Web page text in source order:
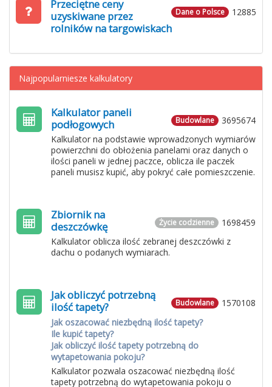
12885
Dane o Polsce
Przeciętne ceny
uzyskiwane przez
rolników na targowiskach
Najpopularniesze kalkulatory
3695674
Budowlane
Kalkulator paneli
podłogowych
Kalkulator na podstawie wprowadzonych wymiarów
powierzchni do obłożenia panelami oraz danych o
ilości paneli w jednej paczce, oblicza ile paczek
paneli musisz kupić, aby pokryć całe pomieszczenie.
1698459
Życie codzienne
Zbiornik na
deszczówkę
Kalkulator oblicza ilość zebranej deszczówki z
dachu o podanych wymiarach.
1570108
Budowlane
Jak obliczyć potrzebną
ilość tapety?
Jak oszacować niezbędną ilość tapety?
Ile kupić tapety?
Jak obliczyć ilość tapety potrzebną do
wytapetowania pokoju?
Kalkulator pozwala oszacować niezbędną ilość
tapety potrzebną do wytapetowania pokoju o